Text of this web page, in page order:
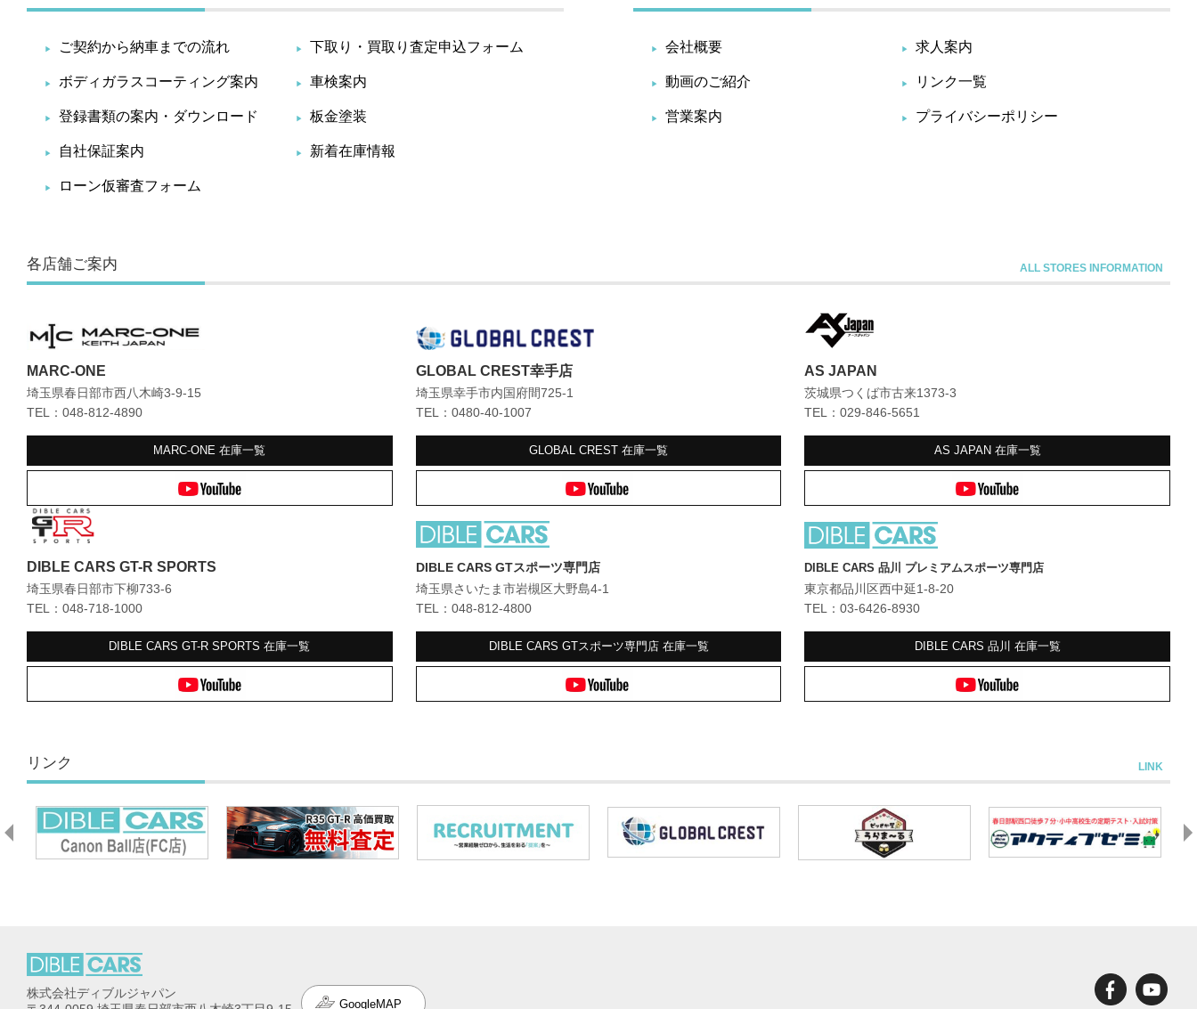
ご契約から納車までの流れ 下取り・買取り査定申込フォーム
ボディガラスコーティング案内 車検案内
登録書類の案内・ダウンロード 板金塗装
自社保証案内 新着在庫情報
ローン仮審査フォーム
会社概要 求人案内
動画のご紹介 リンク一覧
営業案内 プライバシーポリシー
各店舗ご案内
MARC-ONE
埼玉県春日部市西八木崎3-9-15
TEL：048-812-4890
MARC-ONE在庫一覧
GLOBAL CREST幸手店
埼玉県幸手市内国府間725-1
TEL：0480-40-1007
GLOBAL CREST 在庫一覧
AS JAPAN
茨城県つくば市古来1373-3
TEL：029-846-5651
AS JAPAN 在庫一覧
DIBLE CARS GT-R SPORTS
埼玉県春日部市下柳733-6
TEL：048-718-1000
DIBLE CARS GT-R SPORTS在庫一覧
DIBLE CARS GTスポーツ専門店
埼玉県さいたま市岩槻区大野島4-1
TEL：048-812-4800
DIBLE CARS GTスポーツ専門店 在庫一覧
DIBLE CARS 品川 プレミアムスポーツ専門店
東京都品川区西中延1-8-20
TEL：03-6426-8930
DIBLE CARS 品川 在庫一覧
リンク
株式会社ディブルジャパン
GoogleMAP